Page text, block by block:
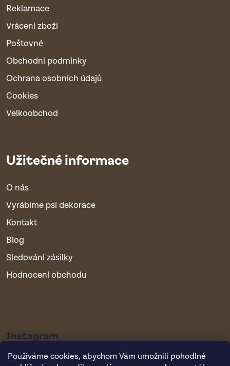
Používáme cookies, abychom Vám umožnili pohodlné
Reklamace
Vrácení zboží
Poštovné
Obchodní podmínky
Ochrana osobních údajů
Cookies
Velkoobchod
Užitečné informace
O nás
Vyrábíme psí dekorace
Kontakt
Blog
Sledování zásilky
Hodnocení obchodu
Instagram